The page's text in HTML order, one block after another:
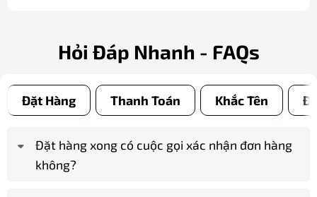
Hỏi Đáp Nhanh - FAQs
Đặt Hàng Thanh Toán Khắc Tên
Đặt hàng xong có cuộc gọi xác nhận đơn hàng
không?